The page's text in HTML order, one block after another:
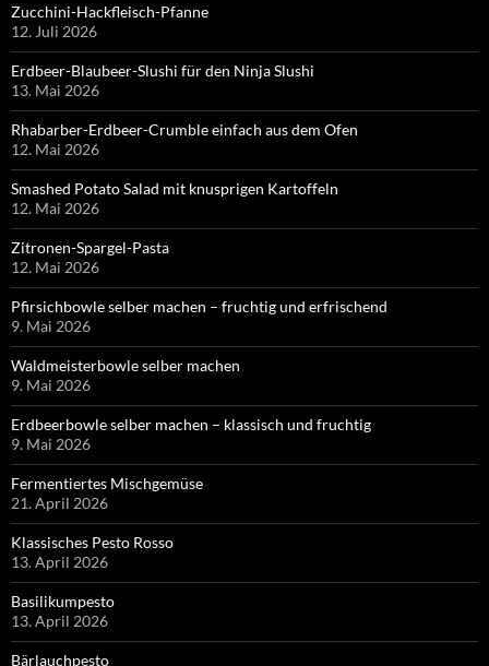
Zucchini-Hackfleisch-Pfanne
12. Juli 2026
Erdbeer-Blaubeer-Slushi für den Ninja Slushi
13. Mai 2026
Rhabarber-Erdbeer-Crumble einfach aus dem Ofen
12. Mai 2026
Smashed Potato Salad mit knusprigen Kartoffeln
12. Mai 2026
Zitronen-Spargel-Pasta
12. Mai 2026
Pfirsichbowle selber machen – fruchtig und erfrischend
9. Mai 2026
Waldmeisterbowle selber machen
9. Mai 2026
Erdbeerbowle selber machen – klassisch und fruchtig
9. Mai 2026
Fermentiertes Mischgemüse
21. April 2026
Klassisches Pesto Rosso
13. April 2026
Basilikumpesto
13. April 2026
Bärlauchpesto